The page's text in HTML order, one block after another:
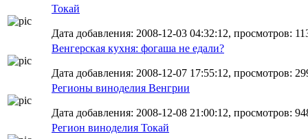
Токай
Дата добавления: 2008-12-03 04:32:12, просмотров:
Венгерская кухня: фогаша не едали?
Дата добавления: 2008-12-07 17:55:12, просмотров:
Регионы виноделия Венгрии
Дата добавления: 2008-12-08 21:00:12, просмотров:
Регион виноделия Токай